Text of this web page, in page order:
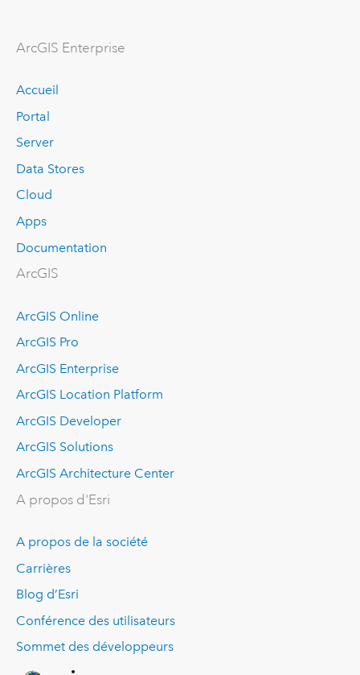
ArcGIS Enterprise
Accueil
Portal
Server
Data Stores
Cloud
Apps
Documentation
ArcGIS
ArcGIS Online
ArcGIS Pro
ArcGIS Enterprise
ArcGIS Location Platform
ArcGIS Developer
ArcGIS Solutions
ArcGIS Architecture Center
A propos d'Esri
A propos de la société
Carrières
Blog d’Esri
Conférence des utilisateurs
Sommet des développeurs